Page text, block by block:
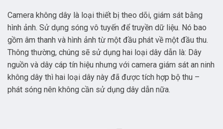
Camera không dây là loại thiết bị theo dõi, giám sát bằng
hình ảnh. Sử dụng sóng vô tuyến để truyền dữ liệu. Nó bao
gồm âm thanh và hình ảnh từ một đầu phát về một đầu thu.
Thông thường, chúng sẽ sử dụng hai loại dây dẫn là: Dây
nguồn và dây cáp tín hiệu nhưng với camera giám sát an ninh
không dây thì hai loại dây này đã được tích hợp bộ thu –
phát sóng nên không cần sử dụng dây dẫn nữa.